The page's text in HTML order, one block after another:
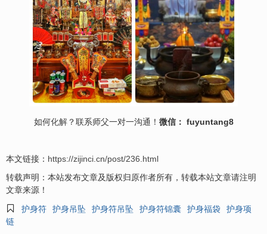
如何化解？联系师父一对一沟通！ 微信： fuyuntang8
本文链接： https://zijinci.cn/post/236.html
转载声明：本站发布文章及版权归原作者所有，转载本站文章请注明
文章来源！

护身符 护身吊坠 护身符吊坠 护身符锦囊 护身福袋
护身项
链